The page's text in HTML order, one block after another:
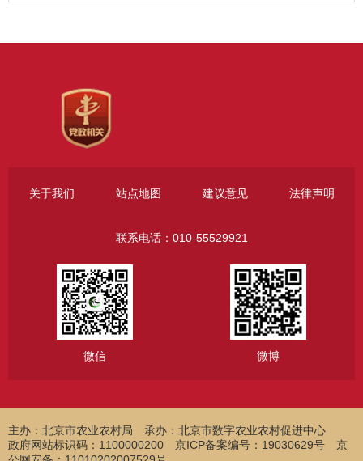
关于我们 站点地图 建议意见 法律声明
联系电话：010-55529921
微信 微博
主办：北京市农业农村局
承办：北京市数字农业农村促进中心
政府网站标识码：1100000200 京ICP备案编号：19030629号 京